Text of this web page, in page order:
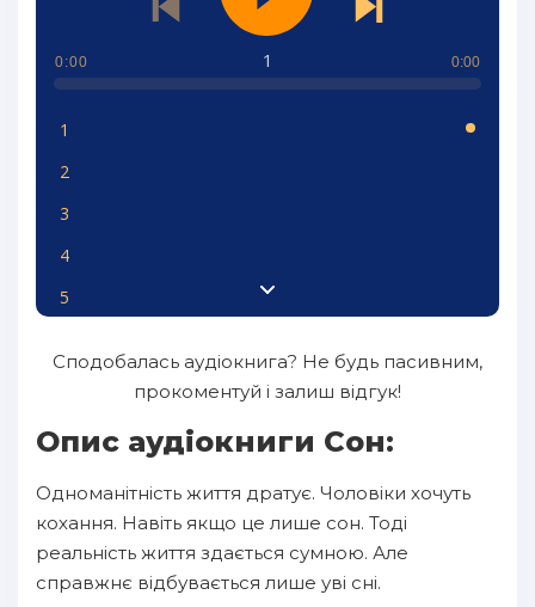
1
0:00 0:00
1
2
3
4
5
10
11
12
Сподобалась аудіокнига? Не будь пасивним,
прокоментуй і залиш відгук!
Опис аудіокниги Сон:
Одноманітність життя дратує. Чоловіки хочуть
кохання. Навіть якщо це лише сон. Тоді
реальність життя здається сумною. Але
справжнє відбувається лише уві сні.